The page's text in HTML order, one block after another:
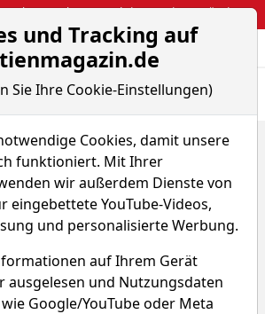
du trotzdem attraktive Optionsprämien
Aktien- und
International Corporation
Applications
Corporation
Aktie
und Tracking auf
Sie Ihre Cookie-Einstellungen)
Cookies, damit unsere
funktioniert. Mit Ihrer
wir außerdem Dienste von
eingebettete YouTube-Videos,
und personalisierte Werbung.
auf Ihrem Gerät
ausgelesen und Nutzungsdaten
Google/YouTube oder Meta